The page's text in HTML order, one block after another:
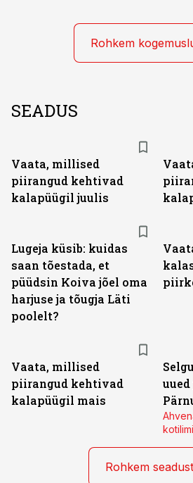
Rohkem
SEADUS
Vaata, millised
piirangud kehtivad
kalapüügil juulis
Lugeja küsib: kuidas
saan tõestada, et
püüdsin Koiva jõel oma
harjuse ja tõugja Läti
poolelt?
Vaata, millised
piirangud kehtivad
kalapüügil mais
Rohkem